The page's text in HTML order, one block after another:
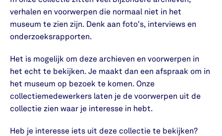
verhalen en voorwerpen die normaal niet in het
museum te zien zijn. Denk aan foto's, interviews en
onderzoeksrapporten.
Het is mogelijk om deze archieven en voorwerpen in
het echt te bekijken. Je maakt dan een afspraak om in
het museum op bezoek te komen. Onze
collectiemedewerkers laten je de voorwerpen uit de
collectie zien waar je interesse in hebt.
Heb je interesse iets uit deze collectie te bekijken?